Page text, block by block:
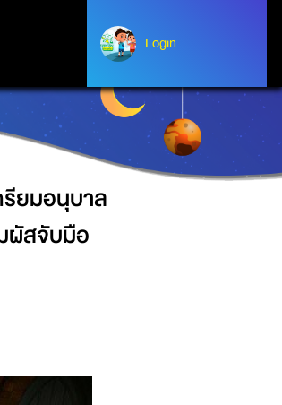
Login
Login
ยงการแพร่ระบาดโรค
รียมอนุบาล
ผัสจับมือ